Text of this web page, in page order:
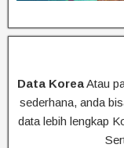
Data KoreaAtau
sederhana, anda
data lebih lengkap